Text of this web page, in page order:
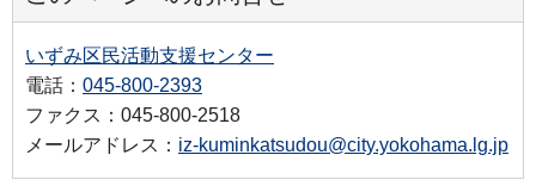
いずみ区民活動支援センター
電話： 045-800-2393
ファクス：045-800-2518
メールアドレス： iz-kuminkatsudou@city.yokohama.lg.jp